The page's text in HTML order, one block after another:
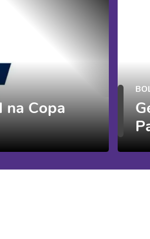
na Copa